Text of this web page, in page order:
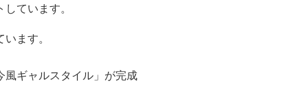
ています。
ます。
ギャルスタイル」が完成